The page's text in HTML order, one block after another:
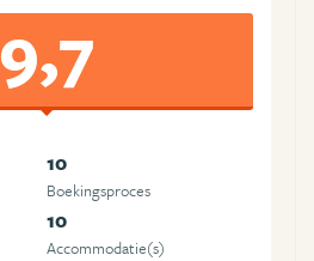
9,7
10
Boekingsproces
10
Accommodatie(s)